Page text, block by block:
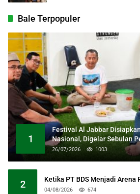
Bale Terpopuler
1
Festival Al Jabbar
Nasional, Digelar Sebulan
Masjid Raya Al Jabbar
26/07/2026 1003
2 Ketika PT BDS Menjadi
04/08/2026 674